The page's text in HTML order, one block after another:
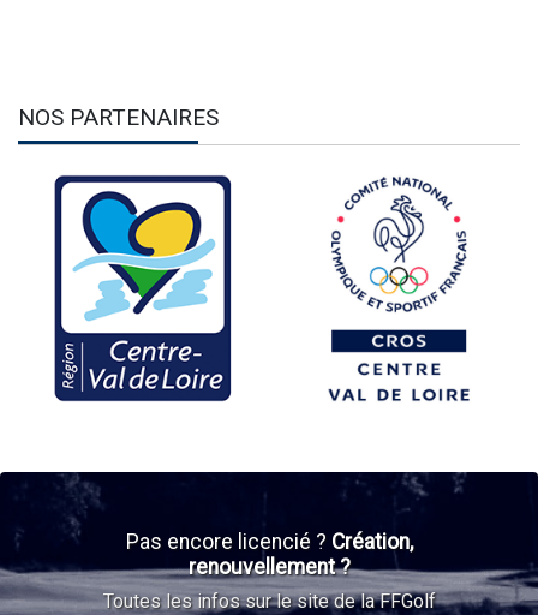
NOS PARTENAIRES
Pas encore licencié ? Création,
renouvellement ?
Toutes les infos sur le site de la FFGolf